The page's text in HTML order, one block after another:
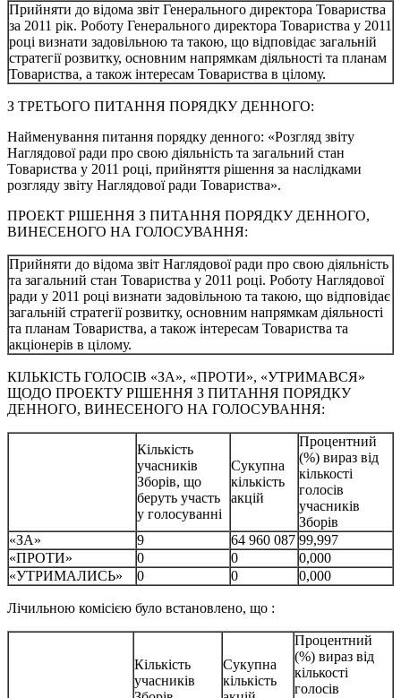
Прийняти до відома звіт Генерального директора Товариства
за 2011 рік. Роботу Генерального директора Товариства у 2011
році визнати задовільною та такою, що відповідає загальній
стратегії розвитку, основним напрямкам діяльності та планам
Товариства, а також інтересам Товариства в цілому.
З ТРЕТЬОГО ПИТАННЯ ПОРЯДКУ ДЕННОГО:
Найменування питання порядку денного: «Розгляд звіту
Наглядової ради про свою діяльність та загальний стан
Товариства у 2011 році, прийняття рішення за наслідками
розгляду звіту Наглядової ради Товариства».
ПРОЕКТ РІШЕННЯ З ПИТАННЯ ПОРЯДКУ ДЕННОГО,
ВИНЕСЕНОГО НА ГОЛОСУВАННЯ:
Прийняти до відома звіт Наглядової ради про свою діяльність
та загальний стан Товариства у 2011 році. Роботу Наглядової
ради у 2011 році визнати задовільною та такою, що відповідає
загальній стратегії розвитку, основним напрямкам діяльності
та планам Товариства, а також інтересам Товариства та
акціонерів в цілому.
КІЛЬКІСТЬ ГОЛОСІВ «ЗА», «ПРОТИ», «УТРИМАВСЯ»
ЩОДО ПРОЕКТУ РІШЕННЯ З ПИТАННЯ ПОРЯДКУ
ДЕННОГО, ВИНЕСЕНОГО НА ГОЛОСУВАННЯ:
Кількість
учасників
Зборів, що
беруть участь
у голосуванні
Сукупна
кількість
акцій
Процентний
(%) вираз від
кількості
голосів
учасників
Зборів
«ЗА»
9 64 960 087 99,997
«ПРОТИ»
0 0
0,000
«УТРИМАЛИСЬ»
0 0 0,000
Лічильною комісією було встановлено, що :
Кількість
учасників
Сукупна
кількість
Процентний
(%) вираз від
кількості
голосів